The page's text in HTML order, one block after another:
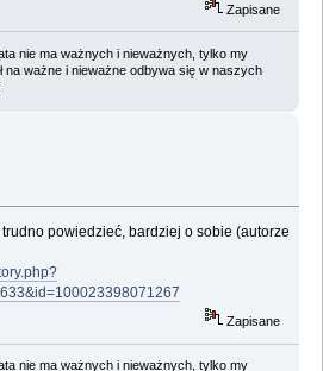
Zapisane
nie ma ważnych i nieważnych, tylko my
na ważne i nieważne odbywa się w naszych
powiedzieć, bardziej o sobie (autorze
Zapisane
nie ma ważnych i nieważnych, tylko my